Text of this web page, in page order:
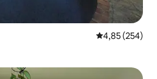
4,85 av 5 i
4,85 (254)